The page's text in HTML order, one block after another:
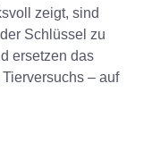
zeigt, sind
Schlüssel zu
ersetzen das
– auf